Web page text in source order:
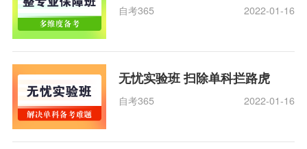
自考365 2022-01-16
无忧实验班 扫除单科拦路虎
自考365 2022-01-16